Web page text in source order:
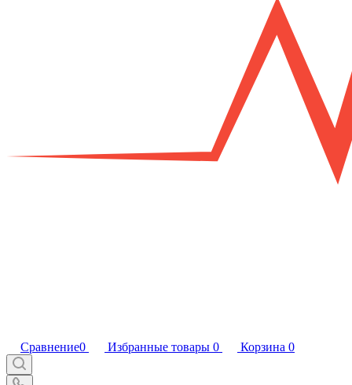
Сравнение0 Избранные товары 0 Корзина 0